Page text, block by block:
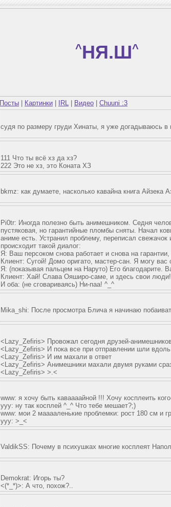
^НЯ.Ш^
Посты Картинки IRL Видео Chuuni :3
судя по размеру груди Хинаты, я уже догадываюсь в
111 Что ты всё хз да хз?
222 Это не хз, это Коната ХЗ
bkmz: как думаете, насколько кавайна книга Айзека
Pi0tr: Иногда полезно быть анимешником. Седня
пустяковая, но гарантийные пломбы сняты. Начал
аниме есть. Устранил проблему, переписал
происходит такой диалог:
Я: Ваш персоком снова работает и снова на гарантии,
Клиент: Сугой! Домо оригато, мастер-сан. Я могу вас
Я: (показывая пальцем на Наруто) Его благодарите.
Клиент: Хай! Слава Ояширо-саме, и здесь свои люди!
И оба: (не сговариваясь) Ни-паа! ^_^
Mika_shi: После просмотра Блича я начинаю
<Lazy_Zefiris> Провожал сегодня друзей-
<Lazy_Zefiris> И пока все при отправлении шли
<Lazy_Zefiris> И им махали в ответ
<Lazy_Zefiris> Анимешники махали двумя руками
<Lazy_Zefiris> >.<
www: я хочу быть каваaaайной !!! Хочу косплеить
yyy: ну так косплей ^_^ Что тебе мешает?;)
www: мои 2 маaaаленькие проблемки: рост 180 см и
yyy: >_<
ValdikSS: Почему в психушках многие косплеят
Demokrat: Игорь ты?
<(*_*)>: А что, похож?..